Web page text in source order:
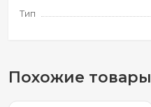
Тип
Похожие товары